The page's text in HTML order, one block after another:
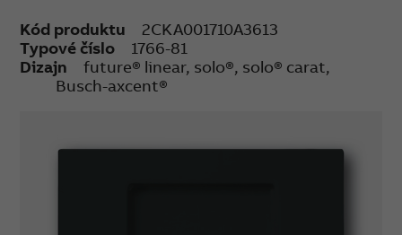
Kód produktu
2CKA001710A3613
Typové číslo
1766-81
Dizajn
future® linear, solo®, solo® carat,
Busch-axcent®